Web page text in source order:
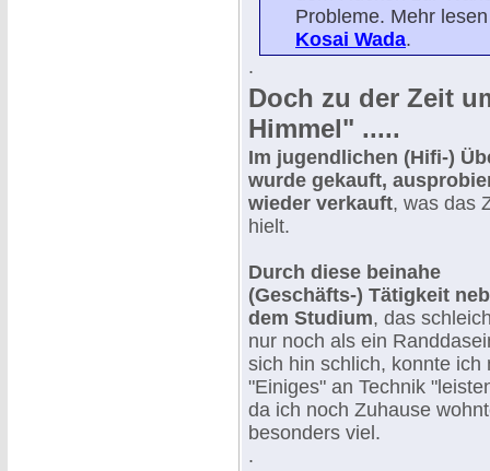
Probleme. Mehr
Kosai Wada.
.
Doch zu der Zeit
Himmel" .....
Im jugendlichen (Hifi-)
wurde gekauft,
wieder verkauft, was das
hielt.
Durch diese beinahe
(Geschäfts-) Tätigkeit
dem Studium, das
nur noch als ein
sich hin schlich, konnte ich
"Einiges" an Technik
da ich noch Zuhause
besonders viel.
.